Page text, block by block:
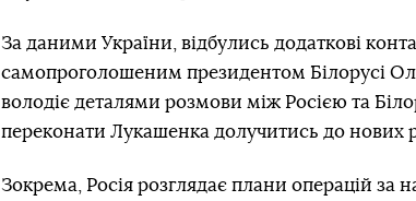
За даними України, відбулись додаткові
самопроголошеним президентом Білорусі
володіє деталями розмови між Росією та
переконати Лукашенка долучитись до нових
Зокрема, Росія розглядає плани операцій за